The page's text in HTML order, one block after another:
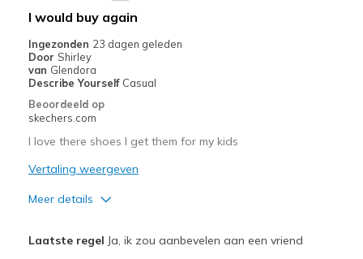
Beste toepassingen
Going Out
Travel
Width
View On Shoes
I would buy again
Ingezonden 23 dagen geleden
Door Shirley
van Glendora
Describe Yourself Casual
Beoordeeld op
skechers.com
I love there shoes I get them for my kids
Vertaling weergeven
Meer details
Laatste regel Ja, ik zou aanbevelen aan een vriend